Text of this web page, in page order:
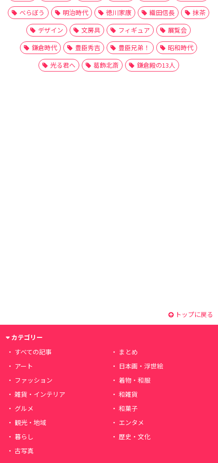
べらぼう
明治時代 徳川家康 織田信長
抹茶
デザイン
文房具 フィギュア
展覧会
鎌倉時代
豊臣秀吉 豊臣兄弟！
昭和時代
光る君へ
葛飾北斎 鎌倉殿の13人
トップに戻る
カテゴリー
すべての記事
まとめ
アート
日本画・浮世絵
ファッション
着物・和服
雑貨・インテリア
和雑貨
グルメ
和菓子
観光・地域
エンタメ
暮らし
歴史・文化
古写真